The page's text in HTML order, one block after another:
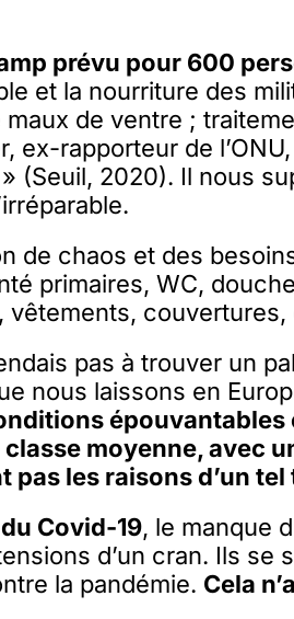
prévu pour 600
et la nourriture des
de ventre ;
ex-rapporteur de
» (Seuil, 2020). Il nous
de chaos et des
primaires, WC,
vêtements, couvertures,
pas à trouver un
nous laissons en
épouvantables
moyenne, avec
pas les raisons d’un
Covid-19, le manque
d’un cran. Ils se
la pandémie. Cela